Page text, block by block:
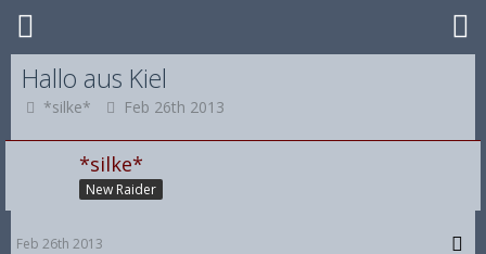
Hallo aus Kiel
*silke* Feb 26th 2013
*silke*
New Raider
Feb 26th 2013